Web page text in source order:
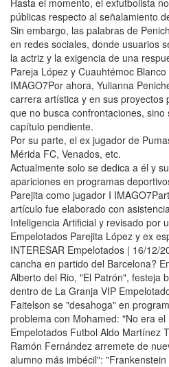
Hasta el momento, el exfutbolista
públicas respecto al señalamiento
Sin embargo, las palabras de
en redes sociales, donde usuarios
la actriz y la exigencia de una
Pareja López y Cuauhtémoc
IMAGO7Por ahora, Yulianna
carrera artística y en sus proyectos
que no busca confrontaciones,
capítulo pendiente.
Por su parte, el ex jugador de
Mérida FC, Venados, etc.
Actualmente solo se dedica a él y
apariciones en programas
Parejita como jugador I
artículo fue elaborado con
Inteligencia Artificial y revisado por
Empelotados Parejita López y ex
INTERESAR Empelotados | 16/12/
cancha en partido del Barcelona?
Alberto del Rio, "El Patrón", festeja
dentro de La Granja VIP
Faitelson se "desahoga" en
problema con Mohamed: "No era
Empelotados Futbol Aldo Martínez
Ramón Fernández arremete de
alumno más imbécil":